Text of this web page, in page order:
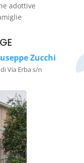
adottive
Zucchi
Via Erba s/n